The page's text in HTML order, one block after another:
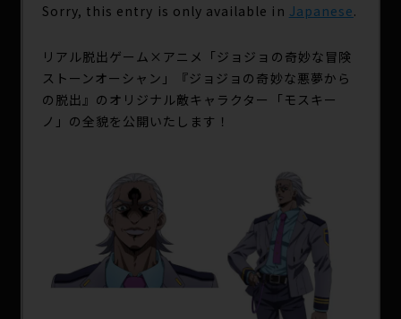
Sorry, this entry is only available in Japanese.
リアル脱出ゲーム×アニメ「ジョジョの奇妙な冒険
ストーンオーシャン」『ジョジョの奇妙な悪夢から
の脱出』のオリジナル敵キャラクター「モスキー
ノ」の全貌を公開いたします！